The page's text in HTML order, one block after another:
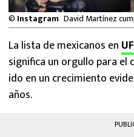
NFL
© Instagram David Martínez
La lista de mexicanos en
significa un orgullo para el
ido en un crecimiento
años.